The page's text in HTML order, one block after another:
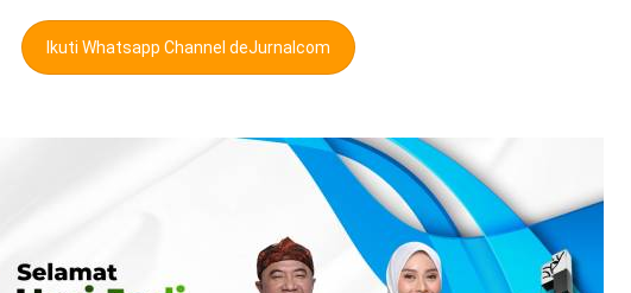
Ikuti Whatsapp Channel deJurnalcom